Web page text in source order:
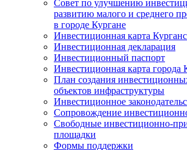
Совет по улучшению
развитию малого и среднего
в городе Кургане
Инвестиционная карта
Инвестиционная декларация
Инвестиционный паспорт
Инвестиционная карта города
План создания
объектов инфраструктуры
Инвестиционное
Сопровождение
Свободные инвестиционно-
площадки
Формы поддержки